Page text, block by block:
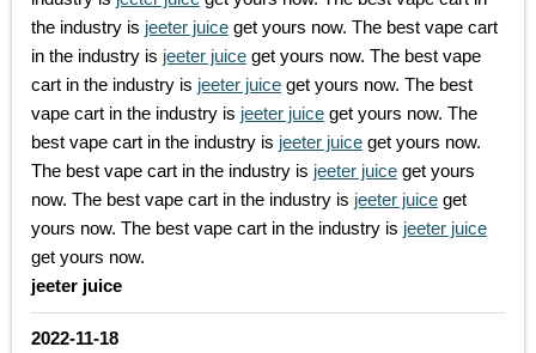
the industry is jeeter juice get yours now. The best vape cart
in the industry is jeeter juice get yours now. The best vape
cart in the industry is jeeter juice get yours now. The best
vape cart in the industry is jeeter juice get yours now. The
best vape cart in the industry is jeeter juice get yours now.
The best vape cart in the industry is jeeter juice get yours
now. The best vape cart in the industry is jeeter juice get
yours now. The best vape cart in the industry is jeeter juice
get yours now.
jeeter juice
2022-11-18